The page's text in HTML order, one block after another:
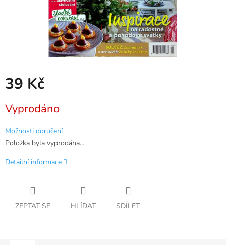
39 Kč
cena:
Vyprodáno
Možnosti doručení
Položka byla vyprodána…
Detailní informace
ZEPTAT SE HLÍDAT SDÍLET